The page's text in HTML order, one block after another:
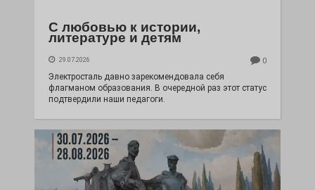
С любовью к истории,
литературе и детям
29.07.2026 0
Электросталь давно зарекомендовала себя
флагманом образования. В очередной раз этот статус
подтвердили наши педагоги.